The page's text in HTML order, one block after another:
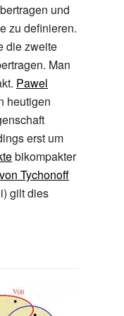
und
zu definieren.
die zweite
Man
Pawel
heutigen
erst um
bikompakter
Tychonoff
gilt dies